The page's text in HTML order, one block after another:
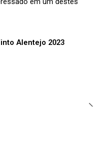
Alentejo 2023